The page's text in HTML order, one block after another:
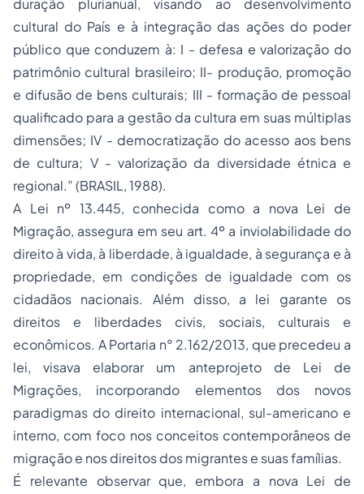
duração plurianual, visando ao desenvolvimento
cultural do País e à integração das ações do poder
público que conduzem à: I - defesa e valorização do
patrimônio cultural brasileiro; II- produção, promoção
e difusão de bens culturais; III - formação de pessoal
qualificado para a gestão da cultura em suas múltiplas
dimensões; IV - democratização do acesso aos bens
de cultura; V - valorização da diversidade étnica e
regional.” (BRASIL, 1988).
A Lei nº 13.445, conhecida como a nova Lei de
Migração, assegura em seu art. 4º a inviolabilidade do
direito à vida, à liberdade, à igualdade, à segurança e à
propriedade, em condições de igualdade com os
cidadãos nacionais. Além disso, a lei garante os
direitos e liberdades civis, sociais, culturais e
econômicos. A Portaria n° 2.162/2013, que precedeu a
lei, visava elaborar um anteprojeto de Lei de
Migrações, incorporando elementos dos novos
paradigmas do direito internacional, sul-americano e
interno, com foco nos conceitos contemporâneos de
migração e nos direitos dos migrantes e suas famílias.
É relevante observar que, embora a nova Lei de